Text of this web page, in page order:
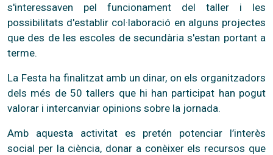
s'interessaven pel funcionament del taller i les
possibilitats d'establir col·laboració en alguns projectes
que des de les escoles de secundària s'estan portant a
terme.
La Festa ha finalitzat amb un dinar, on els organitzadors
dels més de 50 tallers que hi han participat han pogut
valorar i intercanviar opinions sobre la jornada.
Amb aquesta activitat es pretén potenciar l’interès
social per la ciència, donar a conèixer els recursos que